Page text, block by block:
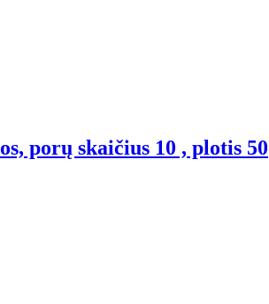
porų skaičius 10 , plotis 50